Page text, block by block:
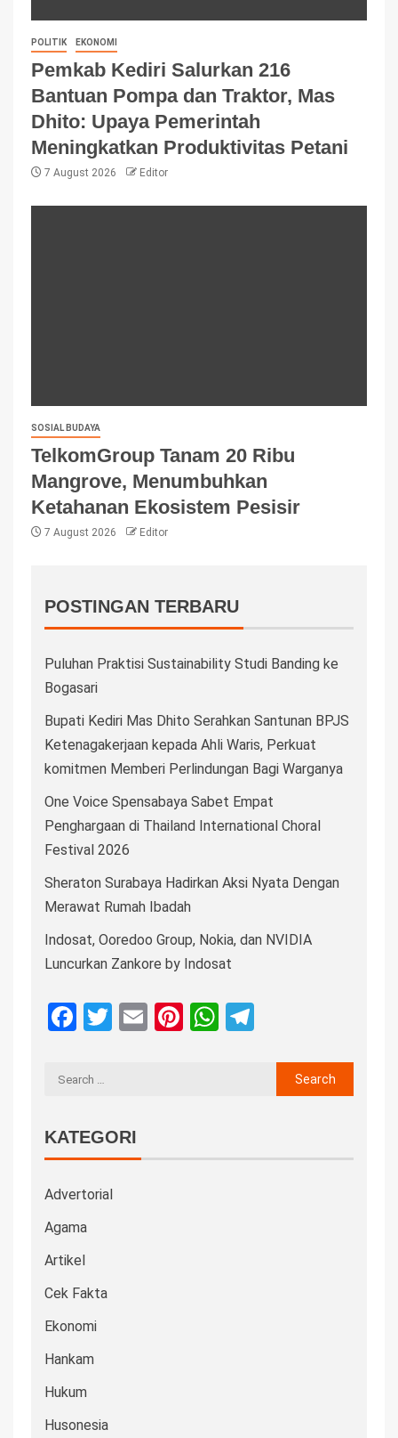
POLITIK EKONOMI
Pemkab Kediri Salurkan 216
Bantuan Pompa dan Traktor, Mas
Dhito: Upaya Pemerintah
Meningkatkan Produktivitas Petani
7 August 2026 Editor
SOSIAL BUDAYA
TelkomGroup Tanam 20 Ribu
Mangrove, Menumbuhkan
Ketahanan Ekosistem Pesisir
7 August 2026 Editor
POSTINGAN TERBARU
Puluhan Praktisi Sustainability Studi Banding ke
Bogasari
Bupati Kediri Mas Dhito Serahkan Santunan BPJS
Ketenagakerjaan kepada Ahli Waris, Perkuat
komitmen Memberi Perlindungan Bagi Warganya
One Voice Spensabaya Sabet Empat
Penghargaan di Thailand International Choral
Festival 2026
Sheraton Surabaya Hadirkan Aksi Nyata Dengan
Merawat Rumah Ibadah
Indosat, Ooredoo Group, Nokia, dan NVIDIA
Luncurkan Zankore by Indosat
Facebook
Twitter
EmailPinterest
WhatsApp
KATEGORI
Advertorial
Agama
Artikel
Cek Fakta
Ekonomi
Hankam
Hukum
Husonesia